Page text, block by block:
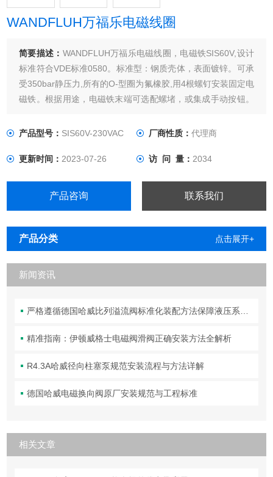
WANDFLUH万福乐电磁线圈
简要描述： WANDFLUH万福乐电磁线圈，电磁铁SIS60V,设计
标准符合VDE标准0580。标准型：钢质壳体，表面镀锌。可承
受350bar静压力,所有的O-型圈为氟橡胶,用4根螺钉安装固定电
磁铁。根据用途，电磁铁末端可选配螺堵，或集成手动按钮。
产品型号： SIS60V-230VAC 厂商性质： 代理商
更新时间：2023-07-26 访 问 量： 2034
产品咨询 联系我们
产品分类 点击展开+
新闻资讯
严格遵循德国哈威比列溢流阀标准化装配方法保障液压系统压力调控精准可靠
精准指南：伊顿威格士电磁阀滑阀正确安装方法全解析
R4.3A哈威径向柱塞泵规范安装流程与方法详解
德国哈威电磁换向阀原厂安装规范与工程标准
相关文章